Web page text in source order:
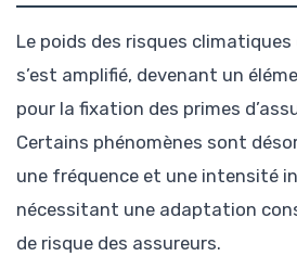
Le poids des risques climatiques
s’est amplifié, devenant un
pour la fixation des primes
Certains phénomènes sont
une fréquence et une intensité
nécessitant une adaptation
de risque des assureurs.